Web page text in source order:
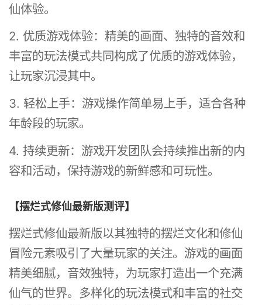
仙体验。
2. 优质游戏体验：精美的画面、独特的音效和
丰富的玩法模式共同构成了优质的游戏体验，
让玩家沉浸其中。
3. 轻松上手：游戏操作简单易上手，适合各种
年龄段的玩家。
4. 持续更新：游戏开发团队会持续推出新的内
容和活动，保持游戏的新鲜感和可玩性。
【摆烂式修仙最新版测评】
摆烂式修仙最新版以其独特的摆烂文化和修仙
冒险元素吸引了大量玩家的关注。游戏的画面
精美细腻，音效独特，为玩家打造出一个充满
仙气的世界。多样化的玩法模式和丰富的社交